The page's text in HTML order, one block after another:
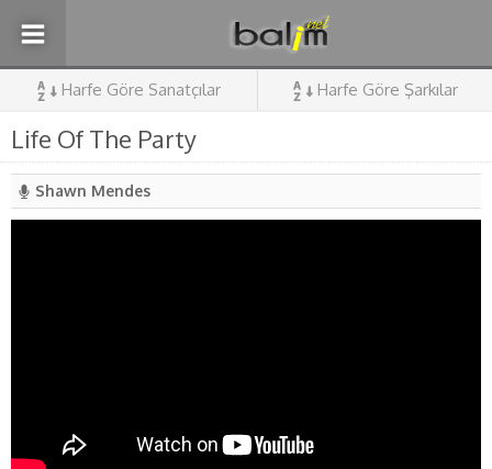
Harfe Göre Sanatçılar Harfe Göre Şarkılar
Life Of The Party
Shawn Mendes